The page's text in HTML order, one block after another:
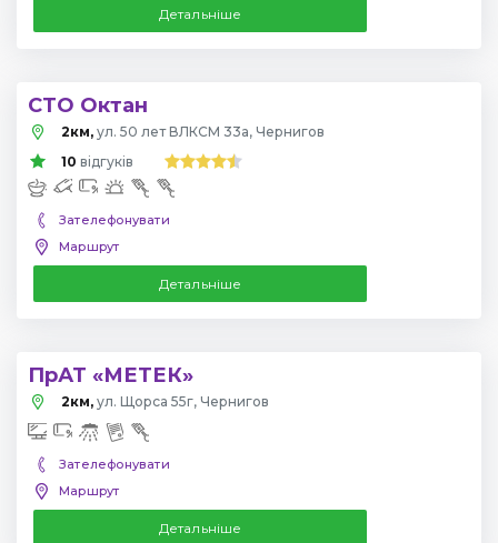
Детальніше
СТО Октан
2км, ул. 50 лет ВЛКСМ 33а, Чернигов
10 відгуків
Зателефонувати
Маршрут
Детальніше
ПрАТ «МЕТЕК»
2км, ул. Щорса 55г, Чернигов
Зателефонувати
Маршрут
Детальніше